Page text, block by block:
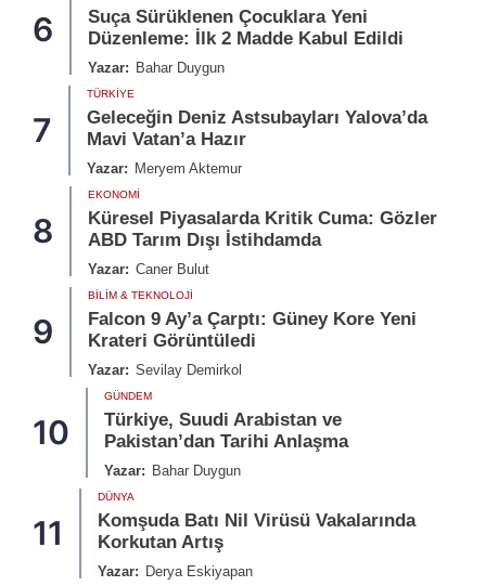
6
Suça Sürüklenen Çocuklara Yeni
Düzenleme: İlk 2 Madde Kabul Edildi
Yazar: Bahar Duygun
7
TÜRKIYE
Geleceğin Deniz Astsubayları Yalova’da
Mavi Vatan’a Hazır
Yazar: Meryem Aktemur
8
EKONOMI
Küresel Piyasalarda Kritik Cuma: Gözler
ABD Tarım Dışı İstihdamda
Yazar: Caner Bulut
9
BILIM & TEKNOLOJI
Falcon 9 Ay’a Çarptı: Güney Kore Yeni
Krateri Görüntüledi
Yazar: Sevilay Demirkol
10
GÜNDEM
Türkiye, Suudi Arabistan ve
Pakistan’dan Tarihi Anlaşma
Yazar: Bahar Duygun
11
DÜNYA
Komşuda Batı Nil Virüsü Vakalarında
Korkutan Artış
Yazar: Derya Eskiyapan